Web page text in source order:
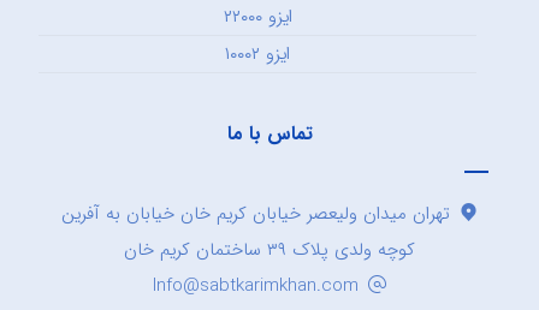
ایزو ۲۲۰۰۰
ایزو ۱۰۰۰۲
تماس با ما
تهران میدان ولیعصر خیابان کریم خان خیابان به آفرین
کوچه ولدی پلاک ۳۹ ساختمان کریم خان
Info@sabtkarimkhan.com